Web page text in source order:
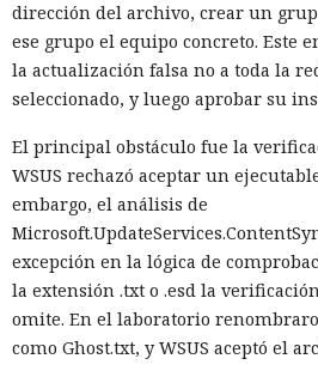
El conflicto comenzó tras el
migratorias en barrios residenciales
se organizaron en grupos de
Signal, se avisaban dónde operaban
Departamento de Seguridad
Inmigración y Control de Aduanas de
ayudaban a vigilar las redadas,
los vecinos.
Ahora el gobiernoquiere mirar
marco del proceso judicial, las
información sobre las acciones a
demandantes, mensajes con sus
dirección del archivo, crear un
ese grupo el equipo concreto. Este
la actualización falsa no a toda la
seleccionado, y luego aprobar su
El principal obstáculo fue la
WSUS rechazó aceptar un
embargo, el análisis de
excepción en la lógica de
la extensión .txt o .esd la
omite. En el laboratorio
como Ghost.txt, y WSUS aceptó el